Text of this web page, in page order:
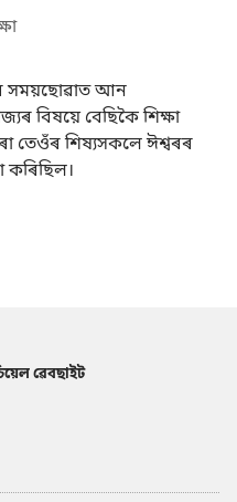
সময়ছোৱাত আন
বিষয়ে বেছিকৈ শিক্ষা
তেওঁৰ শিষ্যসকলে ঈশ্বৰৰ
কৰিছিল।
ৱেবছাইট